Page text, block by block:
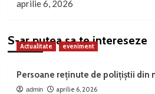
aprilie 6, 2026
S-ar putea sa te intereseze
Actualitate eveniment
Persoane reținute de polițiștii din
admin aprilie 6, 2026